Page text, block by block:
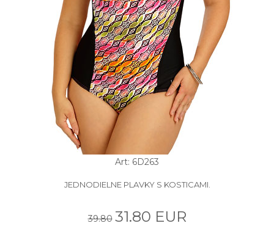
Art: 6D263
JEDNODIELNE PLAVKY S KOSTICAMI.
39.80 31.80 EUR